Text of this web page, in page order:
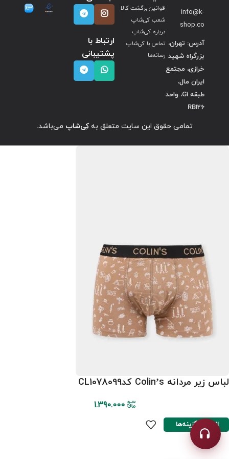
info@k-
shop.co
آدرس: تهران،
بزرگراه شهید
خرازی، مجتمع
ایران مال،
طبقه G1، واحد
RB126
قوانین برگشت کالا
شعب کی‌شاپ
درباره کی‌شاپ
تماس با کی‌شاپ
رسانه‌ها
ارتباط با
پشتیبانی
تمامی حقوق این سایت متعلق بهکِی‌شاپ می‌باشد.
لباس زیر مردانه Colin’s کدCL1078099
1.390.000
انتخاب گزینه‌ها